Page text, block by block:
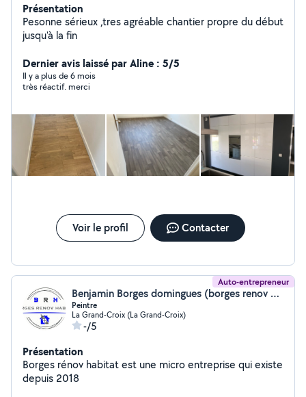
Présentation
Pesonne sérieux ,tres agréable chantier propre du début
jusqu'à la fin
Dernier avis laissé par Aline : 5/5
Il y a plus de 6 mois
très réactif. merci
Voir le profil Contacter
Auto-entrepreneur
Benjamin Borges domingues (borges renov habitat)
Peintre
La Grand-Croix (La Grand-Croix)
-/5
Présentation
Borges rénov habitat est une micro entreprise qui existe
depuis 2018